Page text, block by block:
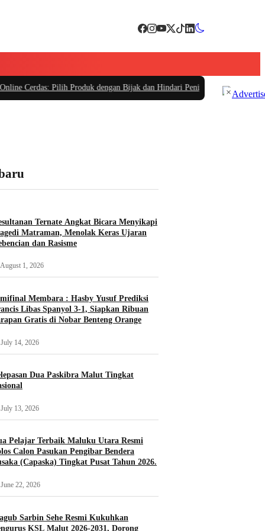
Pilih Produk dengan Bijak dan Hindari Penipuan|#4 - Tips Memilih Sepatu
Ternate Angkat Bicara Menyikapi
Matraman, Menolak Keras Ujaran
dan Rasisme
August 1, 2026
Membara : Hasby Yusuf Prediksi
Libas Spanyol 3-1, Siapkan Ribuan
Gratis di Nobar Benteng Orange
July 14, 2026
Dua Paskibra Malut Tingkat
July 13, 2026
Pelajar Terbaik Maluku Utara Resmi
Calon Pasukan Pengibar Bendera
(Capaska) Tingkat Pusat Tahun 2026.
June 22, 2026
Sarbin Sehe Resmi Kukuhkan
KSL Malut 2026-2031, Dorong
×